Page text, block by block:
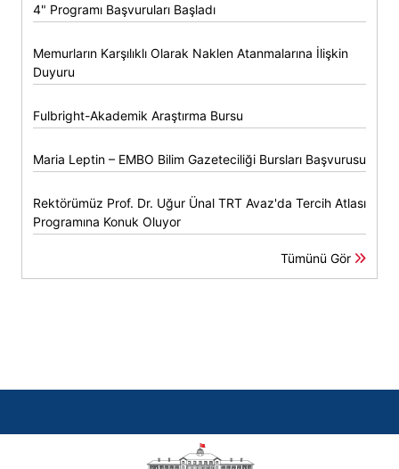
4" Programı Başvuruları Başladı
Memurların Karşılıklı Olarak Naklen Atanmalarına İlişkin
Duyuru
Fulbright-Akademik Araştırma Bursu
Maria Leptin – EMBO Bilim Gazeteciliği Bursları Başvurusu
Rektörümüz Prof. Dr. Uğur Ünal TRT Avaz'da Tercih Atlası
Programına Konuk Oluyor
Tümünü Gör